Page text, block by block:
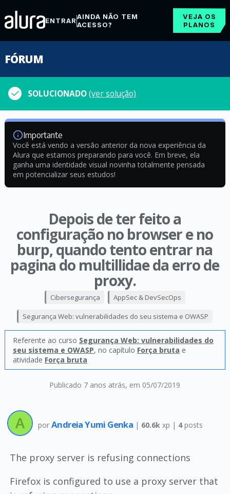
ENTRARAINDA NÃO TEM
ACESSO?
VEJA OS
PLANOS
FÓRUM
SOLUCIONADO(ver solução)
Importante
Você está vendo a versão anterior da nova experiência da
Alura que estamos preparando para você. Em breve, ela
ganha uma identidade visual novinha totalmente pensada
em potencializar seus estudos!
Depois de ter feito a
configuração no browser e no
burp, quando tento entrar na
pagina do multillidae da erro de
proxy.
Publicado 7 anos atrás, em 05/07/2019
Cibersegurança AppSec & DevSecOps
Segurança Web: vulnerabilidades do seu sistema e OWASP
Referente ao curso Segurança Web: vulnerabilidades do
seu sistema e OWASP, no capítulo Força bruta e
atividade Força bruta
por Andreia Yumi Genka | 60.6k xp | 4posts
The proxy server is refusing connections
Firefox is configured to use a proxy server that